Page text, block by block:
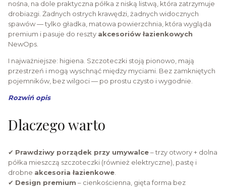
nośna, na dole praktyczna półka z niską listwą, która zatrzymuje
drobiazgi. Żadnych ostrych krawędzi, żadnych widocznych
spawów — tylko gładka, matowa powierzchnia, która wygląda
premium i pasuje do reszty akcesoriów łazienkowych
NewOps.
I najważniejsze: higiena. Szczoteczki stoją pionowo, mają
przestrzeń i mogą wyschnąć między myciami. Bez zamkniętych
pojemników, bez wilgoci — po prostu czysto i wygodnie.
Rozwiń opis
Dlaczego warto
✔ Prawdziwy porządek przy umywalce– trzy otwory + dolna
półka mieszczą szczoteczki (również elektryczne), pastę i
drobne akcesoria łazienkowe.
✔ Design premium – cienkościenna, gięta forma bez